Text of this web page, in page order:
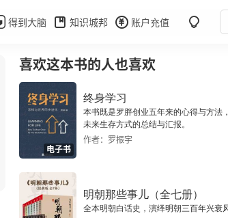
得到大脑 知识城邦 账户充值
喜欢这本书的人也喜欢
电子书
终身学习
本书既是罗胖创业五年来的心得与方法
未来生存方式的总结与汇报。
作者：罗振宇
明朝那些事儿（全七册）
全本明朝白话史，演绎明朝三百年兴衰